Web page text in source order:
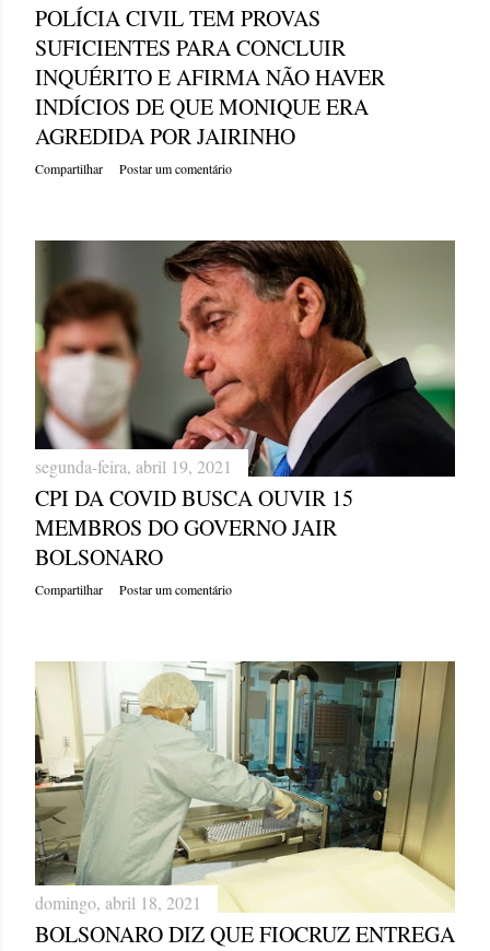
POLÍCIA CIVIL TEM PROVAS
SUFICIENTES PARA CONCLUIR
INQUÉRITO E AFIRMA NÃO HAVER
INDÍCIOS DE QUE MONIQUE ERA
AGREDIDA POR JAIRINHO
Compartilhar Postar um comentário
segunda-feira, abril 19, 2021
CPI DA COVID BUSCA OUVIR 15
MEMBROS DO GOVERNO JAIR
BOLSONARO
Compartilhar Postar um comentário
domingo, abril 18, 2021
BOLSONARO DIZ QUE FIOCRUZ ENTREGA